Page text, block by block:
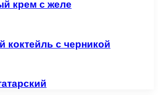
крем с желе
коктейль с черникой